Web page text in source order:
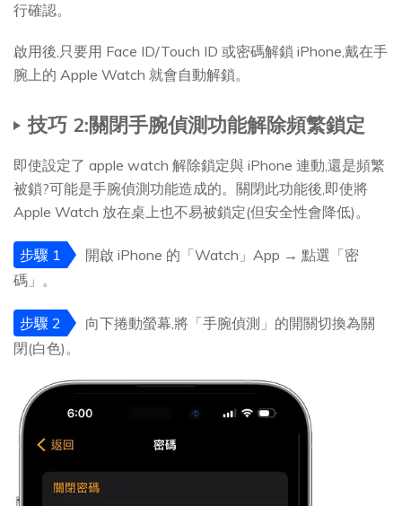
行確認。
啟用後,只要用 Face ID/Touch ID 或密碼解鎖 iPhone,戴在手
腕上的 Apple Watch 就會自動解鎖。
技巧 2:關閉手腕偵測功能解除頻繁鎖定
即使設定了 apple watch 解除鎖定與 iPhone 連動,還是頻繁
被鎖?可能是手腕偵測功能造成的。關閉此功能後,即使將
Apple Watch 放在桌上也不易被鎖定(但安全性會降低)。
步驟 1
開啟 iPhone 的「Watch」App → 點選「密
碼」。
步驟 2
向下捲動螢幕,將「手腕偵測」的開關切換為關
閉(白色)。